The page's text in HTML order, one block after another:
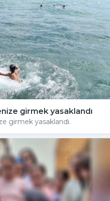
girmek yasaklandı
girmek yasaklandı.